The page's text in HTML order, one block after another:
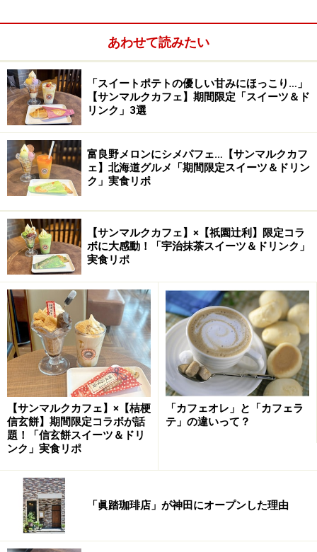
【東銀座のカフェ】
cafe 634カフェムサシ
【日比谷のカフェ】
【中目黒のカフェ】
うどんcafe豊前房ぶぜんぼう
Cafe Caratカフェキャラット
Cafe Faconカフェ・ファソン
giggle cafeギグル・カフェ
combine books&foods コンバイン・ブックスアンドフ
ーズ
TRAVEL CAFE BLISSトラベルカフェ・ブリス
中目黒LOUNGEなかめぐろラウンジ
prataプラッタ
Mother Moon Cafe マザームーン・カフェ
ル
【広尾のカフェ】
Cafe de F.O.B.カフェ・ド・フォブ
あわせて読みたい
「スイートポテトの優しい甘みにほっこり…」
【サンマルクカフェ】期間限定「スイーツ＆ド
リンク」3選
富良野メロンにシメパフェ…【サンマルクカフ
ェ】北海道グルメ「期間限定スイーツ＆ドリン
ク」実食リポ
【サンマルクカフェ】×【祇園辻利】限定コラ
ボに大感動！「宇治抹茶スイーツ＆ドリンク」
実食リポ
【サンマルクカフェ】×【桔梗
信玄餅】期間限定コラボが話
題！「信玄餅スイーツ＆ドリ
ンク」実食リポ
「カフェオレ」と「カフェラ
テ」の違いって？
「眞踏珈琲店」が神田にオープンした理由